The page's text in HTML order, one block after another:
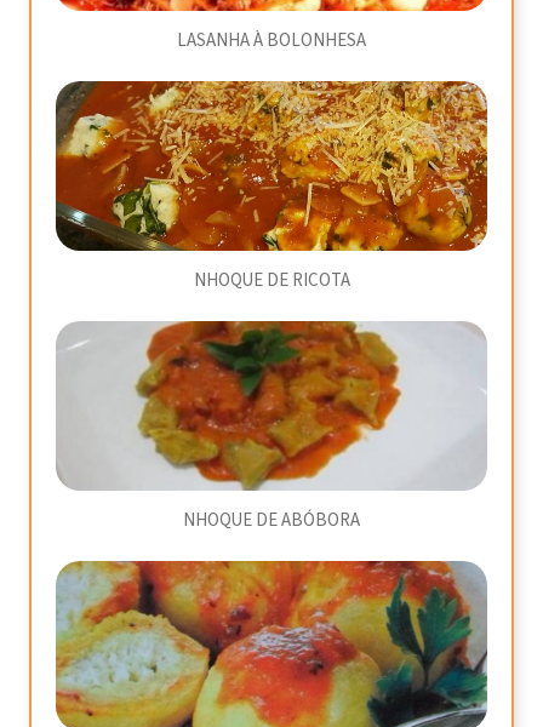
LASANHA À BOLONHESA
NHOQUE DE RICOTA
NHOQUE DE ABÓBORA